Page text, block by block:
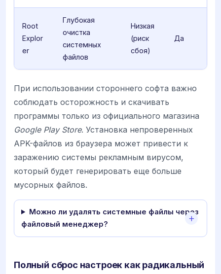
Root
Explor
er
Глубокая
очистка
системных
файлов
Низкая
(риск
сбоя)
Да
При использовании стороннего софта важно
соблюдать осторожность и скачивать
программы только из официального магазина
Google Play Store. Установка непроверенных
APK-файлов из браузера может привести к
заражению системы рекламным вирусом,
который будет генерировать еще больше
мусорных файлов.
Можно ли удалять системные файлы через
файловый менеджер?
Полный сброс настроек как радикальный